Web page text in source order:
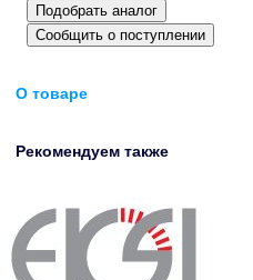
Подобрать аналог
Сообщить о поступлении
О товаре
Рекомендуем также